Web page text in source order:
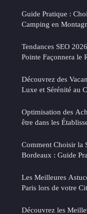
Guide Pratique :
Camping en
Tendances SEO
Pointe Façonnera le
Découvrez des
Luxe et Sérénité au
Optimisation des
être dans les
Comment Choisir la
Bordeaux : Guide
Les Meilleures
Paris lors de votre
Découvrez les